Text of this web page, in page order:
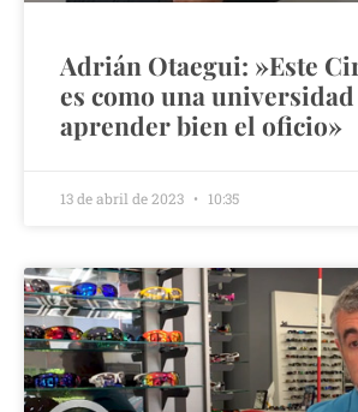
Adrián Otaegui: »Este
es como una
aprender bien el oficio»
13 de abril de 2023 10:35